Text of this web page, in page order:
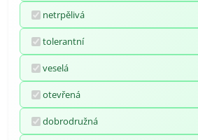
netrpělivá
tolerantní
veselá
otevřená
dobrodružná